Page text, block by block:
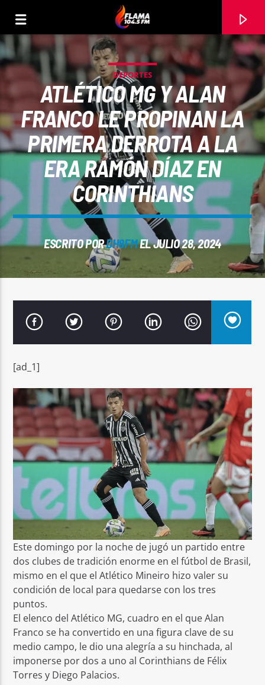
CANCIÓN ACTUAL
TÍTULO
ARTISTA
Señal FM
DEPORTES
ATLÉTICO MG Y ALAN
FRANCO LE PROPINAN LA
PRIMERA DERROTA A LA
ERA RAMÓN DÍAZ EN
CORINTHIANS
ESCRITO PORDH8FMEL JULIO 28, 2024
[ad_1]
Este domingo por la noche de jugó un partido entre
dos clubes de tradición enorme en el fútbol de Brasil,
mismo en el que el Atlético Mineiro hizo valer su
condición de local para quedarse con los tres
puntos.
El elenco del Atlético MG, cuadro en el que Alan
Franco se ha convertido en una figura clave de su
medio campo, le dio una alegría a su hinchada, al
imponerse por dos a uno al Corinthians de Félix
Torres y Diego Palacios.